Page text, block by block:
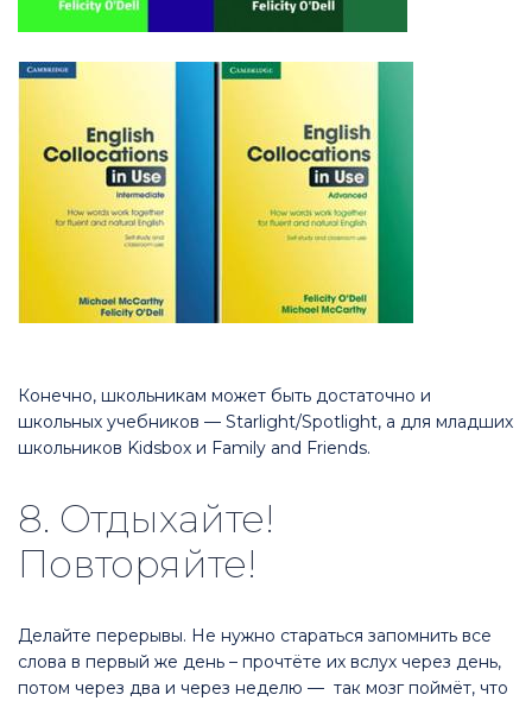
Конечно, школьникам может быть достаточно и
школьных учебников — Starlight/Spotlight, а для младших
школьников Kidsbox и Family and Friends.
8. Отдыхайте!
Повторяйте!
Делайте перерывы. Не нужно стараться запомнить все
слова в первый же день – прочтёте их вслух через день,
потом через два и через неделю — так мозг поймёт, что